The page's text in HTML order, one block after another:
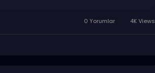
0 Yorumlar 4K Views